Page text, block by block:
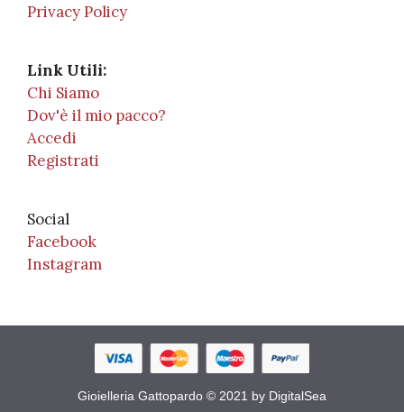
Privacy Policy
Link Utili:
Chi Siamo
Dov'è il mio pacco?
Accedi
Registrati
Social
Facebook
Instagram
Gioielleria Gattopardo © 2021 by DigitalSea